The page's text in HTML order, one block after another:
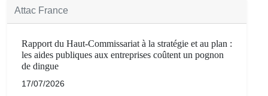
Attac France
Rapport du Haut-Commissariat à la stratégie et au plan :
les aides publiques aux entreprises coûtent un pognon
de dingue
17/07/2026